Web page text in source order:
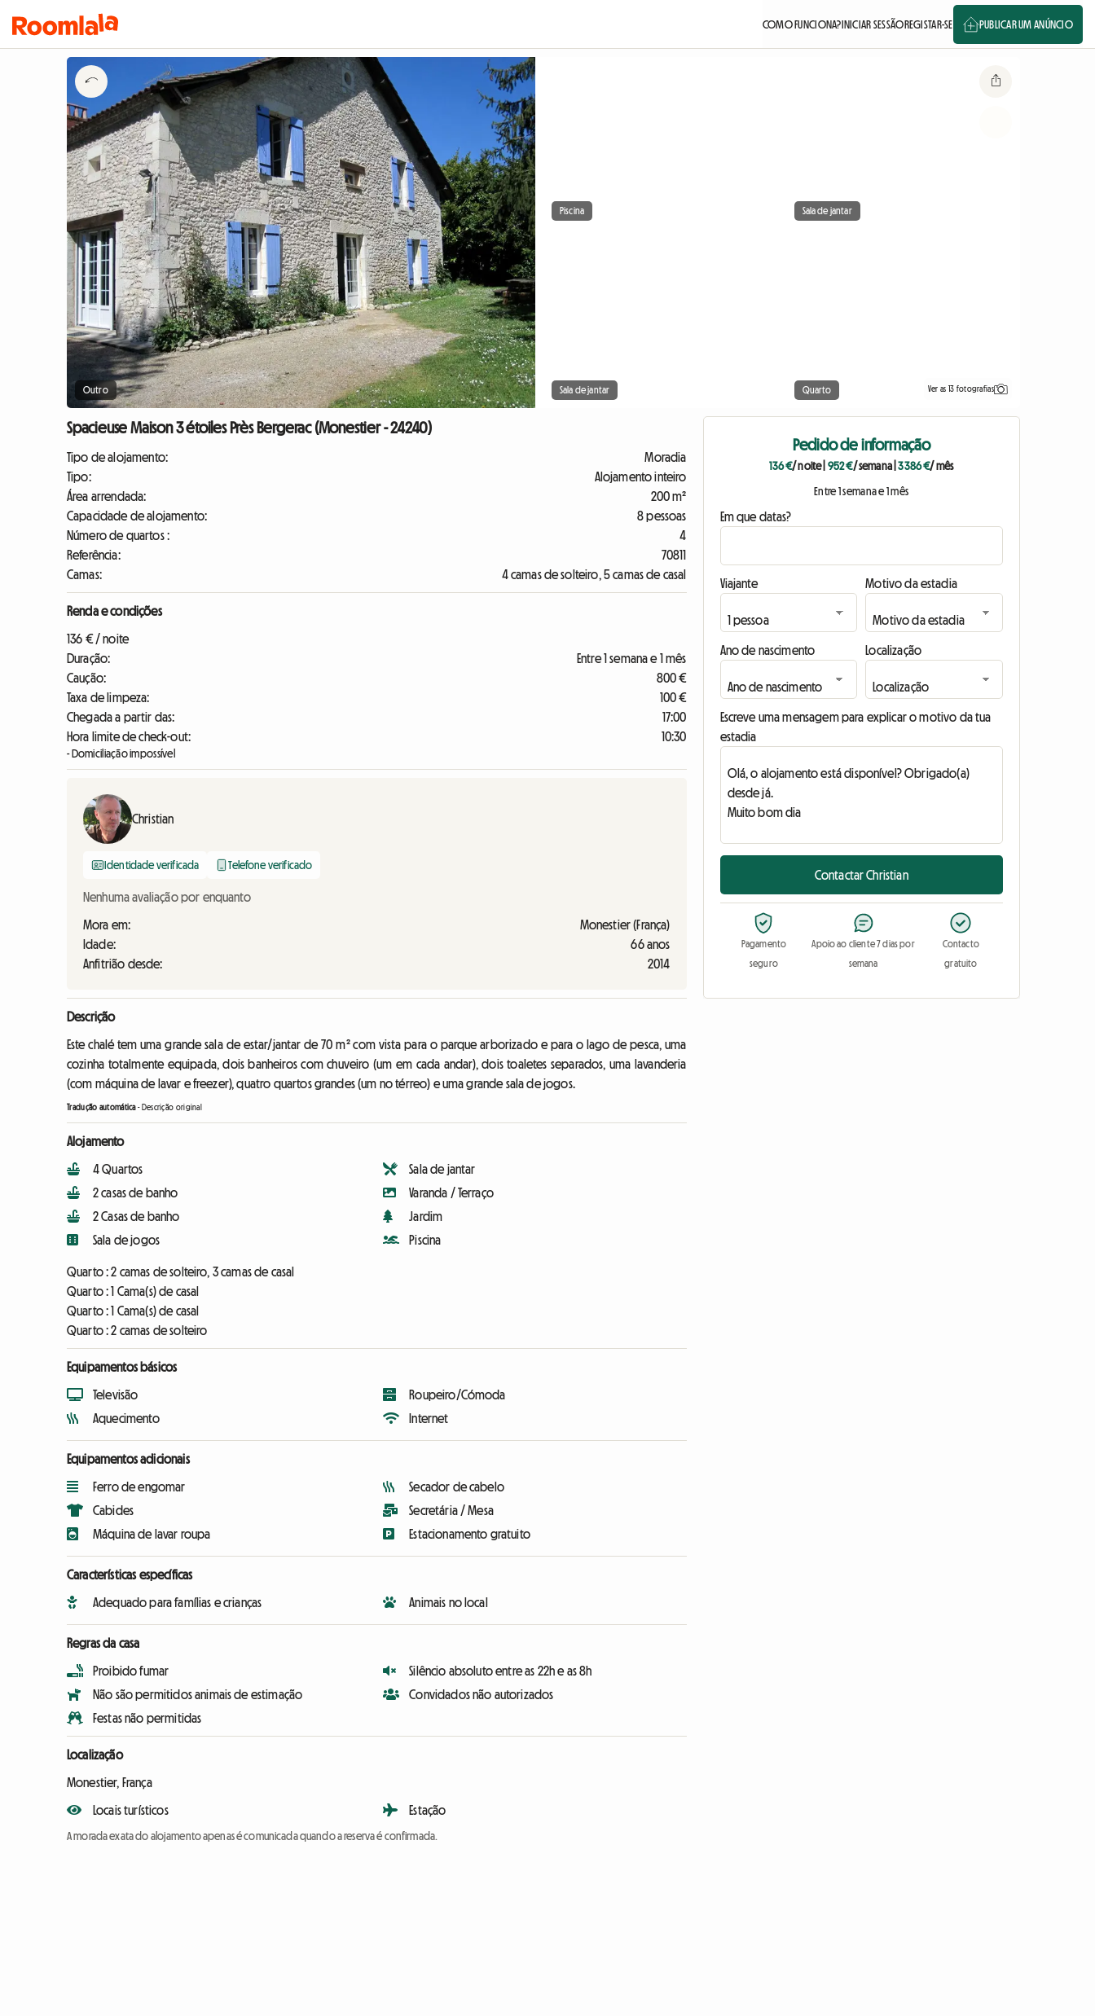
COMO FUNCIONA?INICIAR SESSÃOREGISTAR-SE PUBLICAR UM ANÚNCIO
Outro
Piscina Sala de jantar
Sala de jantar Quarto Ver as 13 fotografias
Spacieuse Maison 3 étoiles Près Bergerac (Monestier - 24240)
Tipo de alojamento:
Moradia
Tipo:
Alojamento inteiro
Área arrendada:
200 m²
Capacidade de alojamento:
8 pessoas
Número de quartos :
4
Referência:
70811
Camas:
4 camas de solteiro, 5 camas de casal
Renda e condições
136 € / noite
Duração:
Entre 1 semana e 1 mês
Caução:
800 €
Taxa de limpeza:
100 €
Chegada a partir das:
17:00
Hora limite de check-out:
10:30
- Domiciliação impossível
Christian
Identidade verificada Telefone verificado
Nenhuma avaliação por enquanto
Mora em:
Monestier (França)
Idade:
66 anos
Anfitrião desde:
2014
Descrição
Este chalé tem uma grande sala de estar/jantar de 70 m² com vista para o parque arborizado e para o lago de pesca, uma
cozinha totalmente equipada, dois banheiros com chuveiro (um em cada andar), dois toaletes separados, uma lavanderia
(com máquina de lavar e freezer), quatro quartos grandes (um no térreo) e uma grande sala de jogos.
Tradução automática- Descrição original
Alojamento
4 Quartos
2 casas de banho
2 Casas de banho
Sala de jogos
Sala de jantar
Varanda / Terraço
Jardim
Piscina
Quarto :2 camas de solteiro, 3 camas de casal
Quarto :1 Cama(s) de casal
Quarto :1 Cama(s) de casal
Quarto :2 camas de solteiro
Equipamentos básicos
Televisão
Aquecimento
Roupeiro/Cómoda
Internet
Equipamentos adicionais
Ferro de engomar
Cabides
Máquina de lavar roupa
Secador de cabelo
Secretária / Mesa
Estacionamento gratuito
Características específicas
Adequado para famílias e crianças Animais no local
Regras da casa
Proibido fumar
Não são permitidos animais de estimação
Festas não permitidas
Silêncio absoluto entre as 22h e as 8h
Convidados não autorizados
Localização
Monestier, França
Locais turísticos Estação
A morada exata do alojamento apenas é comunicada quando a reserva é confirmada.
Pedido de informação
136 €/ noite| 952 €/ semana|3386 €/ mês
Entre 1 semana e 1 mês
Em que datas?
Viajante Motivo da estadia
Ano de nascimento Localização
Escreve uma mensagem para explicar o motivo da tua
estadia
Contactar Christian
Pagamento
seguro
Apoio ao cliente 7 dias por
semana
Contacto
gratuito